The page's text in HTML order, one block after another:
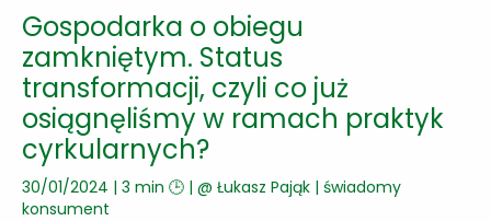
Gospodarka o obiegu
zamkniętym. Status
transformacji, czyli co już
osiągnęliśmy w ramach praktyk
cyrkularnych?
30/01/2024 | 3 min 🕒 | @ Łukasz Pająk | świadomy
konsument